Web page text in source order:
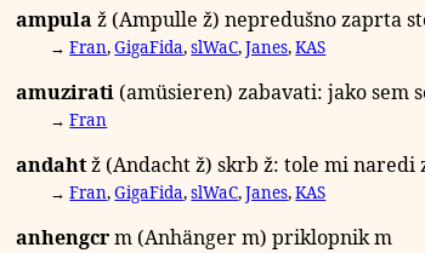
ampula ž (Ampullež) nepredušno zaprta
→Fran,GigaFida,slWaC,Janes,KAS
amuzirati (amüsieren) zabavati: jako sem
→Fran
andahtž (Andachtž) skrbž: tole mi naredi
→Fran,GigaFida,slWaC,Janes,KAS
anhengcrm (Anhängerm) priklopnikm